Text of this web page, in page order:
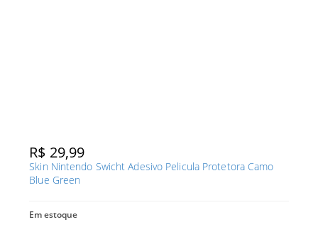
R$ 29,99
Skin Nintendo Swicht Adesivo Pelicula Protetora Camo
Blue Green
Em estoque